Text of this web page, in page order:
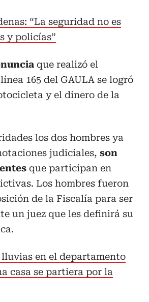
“La seguridad no es
y policías”
que realizó el
165 del GAULA se logró
y el dinero de la
los dos hombres ya
judiciales, son
que participan en
Los hombres fueron
de la Fiscalía para ser
un juez que les definirá su
en el departamento
casa se partiera por la